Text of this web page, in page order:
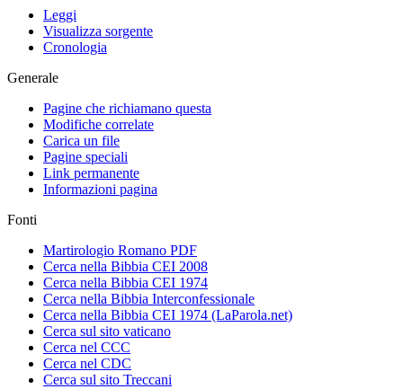
Leggi
Visualizza sorgente
Cronologia
Generale
Pagine che richiamano questa
Modifiche correlate
Carica un file
Pagine speciali
Link permanente
Informazioni pagina
Fonti
Martirologio Romano PDF
Cerca nella Bibbia CEI 2008
Cerca nella Bibbia CEI 1974
Cerca nella Bibbia Interconfessionale
Cerca nella Bibbia CEI 1974 (LaParola.net)
Cerca sul sito vaticano
Cerca nel CCC
Cerca nel CDC
Cerca sul sito Treccani